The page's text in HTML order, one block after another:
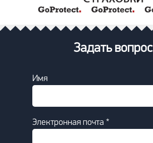
Задать вопрос
Имя
Электронная почта *